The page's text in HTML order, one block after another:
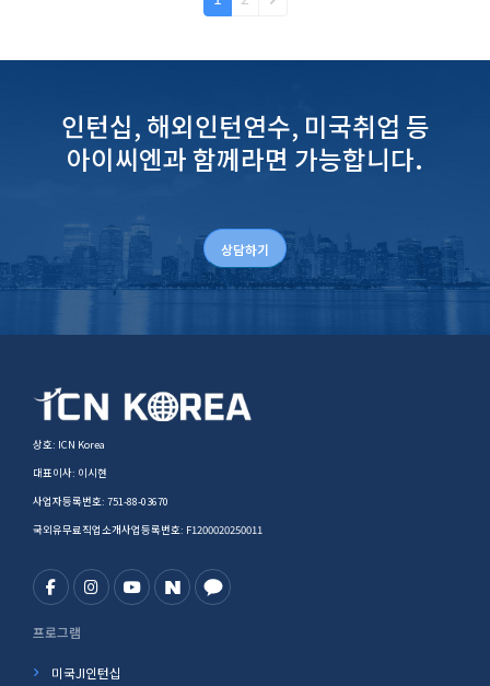
인턴십, 해외인턴연수, 미국취업 등
아이씨엔과 함께라면 가능합니다.
상담하기
상호: ICN Korea
대표이사: 이시현
사업자등록번호: 751-88-03670
국외유무료직업소개사업등록번호: F1200020250011
프로그램
미국JI인턴십